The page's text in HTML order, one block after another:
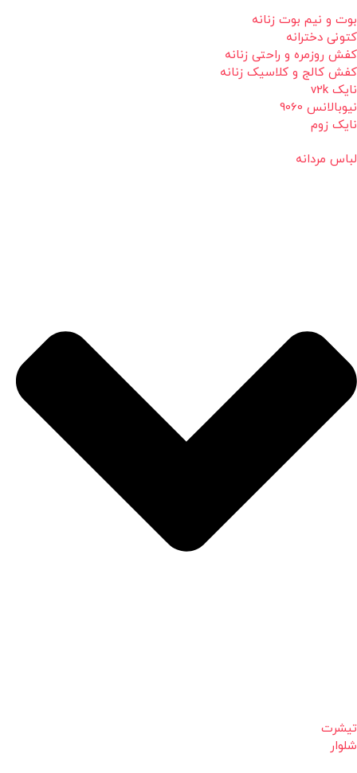
بوت و نیم بوت زنانه
کتونی دخترانه
کفش روزمره و راحتی زنانه
کفش کالج و کلاسیک زنانه
نایک v2k
نیوبالانس 9060
نایک زوم
لباس مردانه
تیشرت
شلوار